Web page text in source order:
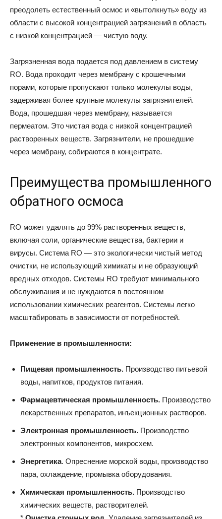
преодолеть естественный осмос и «вытолкнуть» воду из
области с высокой концентрацией загрязнений в область
с низкой концентрацией — чистую воду.
Загрязненная вода подается под давлением в систему
RO. Вода проходит через мембрану с крошечными
порами, которые пропускают только молекулы воды,
задерживая более крупные молекулы загрязнителей.
Вода, прошедшая через мембрану, называется
пермеатом. Это чистая вода с низкой концентрацией
растворенных веществ. Загрязнители, не прошедшие
через мембрану, собираются в концентрате.
Преимущества промышленного
обратного осмоса
RO может удалять до 99% растворенных веществ,
включая соли, органические вещества, бактерии и
вирусы. Система RO — это экологически чистый метод
очистки, не использующий химикаты и не образующий
вредных отходов. Системы RO требуют минимального
обслуживания и не нуждаются в постоянном
использовании химических реагентов. Системы легко
масштабировать в зависимости от потребностей.
Применение в промышленности:
Пищевая промышленность. Производство питьевой
воды, напитков, продуктов питания.
Фармацевтическая промышленность. Производство
лекарственных препаратов, инъекционных растворов.
Электронная промышленность. Производство
электронных компонентов, микросхем.
Энергетика. Опреснение морской воды, производство
пара, охлаждение, промывка оборудования.
Химическая промышленность. Производство
химических веществ, растворителей.